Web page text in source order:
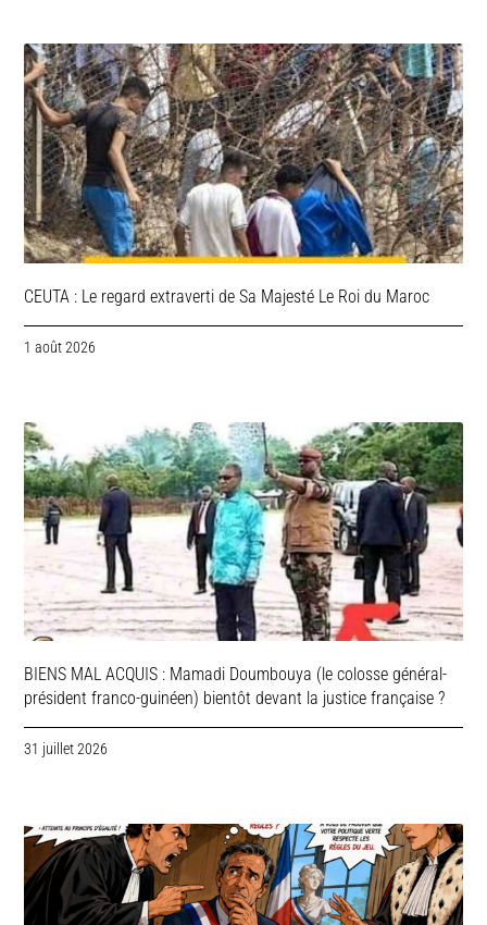
CEUTA : Le regard extraverti de Sa Majesté Le Roi du Maroc
1 août 2026
BIENS MAL ACQUIS : Mamadi Doumbouya (le colosse général-
président franco-guinéen) bientôt devant la justice française ?
31 juillet 2026